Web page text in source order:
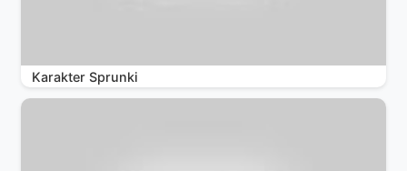
Karakter Sprunki